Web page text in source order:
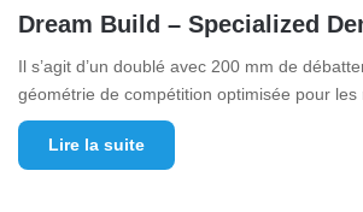
Dream Build – Specialized
Il s’agit d’un doublé avec 200 mm de
géométrie de compétition optimisée pour les
Lire la suite